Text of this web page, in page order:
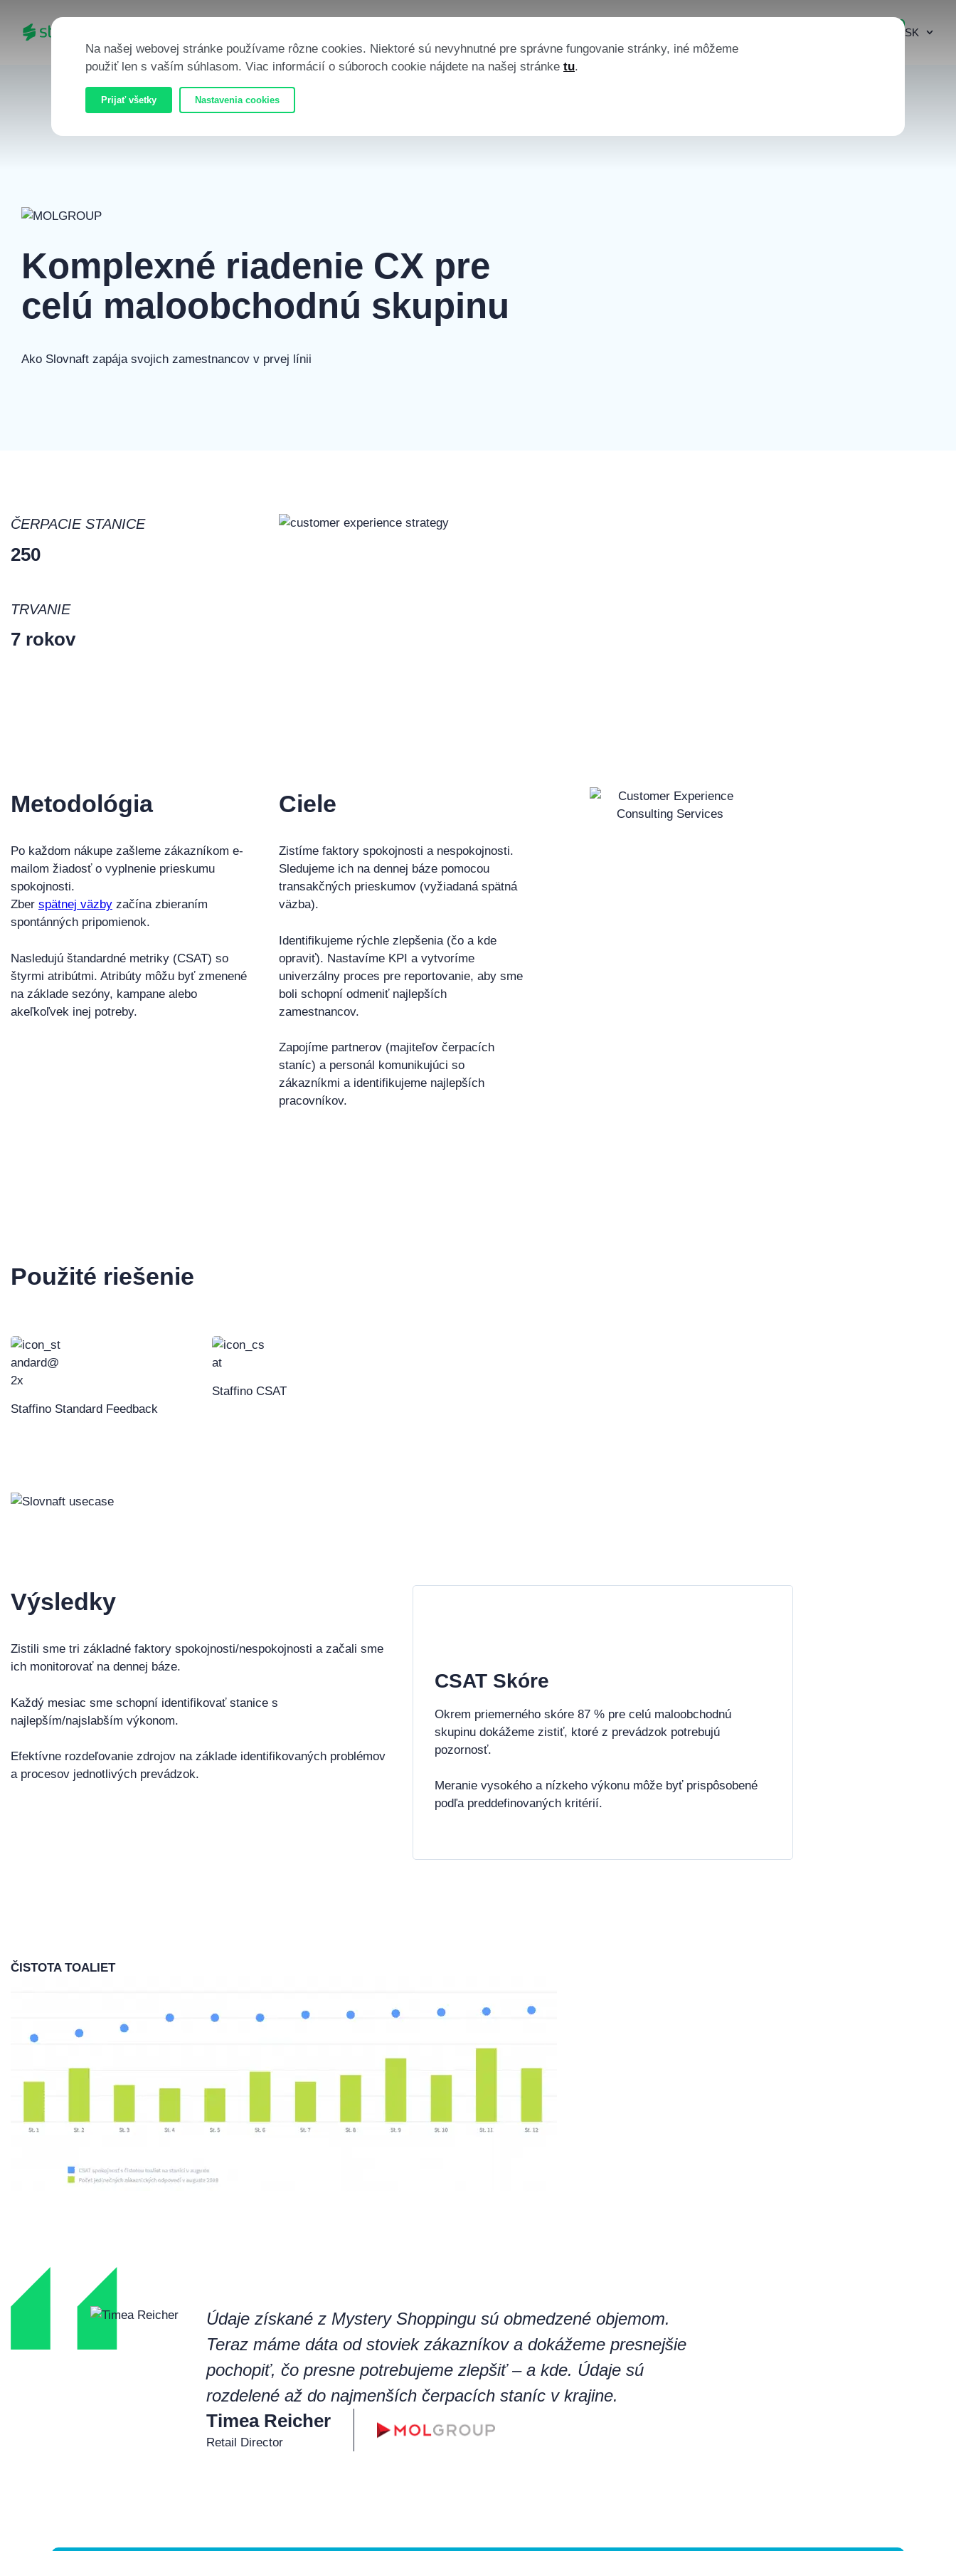
SK
Komplexné riadenie CX pre
celú maloobchodnú skupinu
Ako Slovnaft zapája svojich zamestnancov v prvej línii
ČERPACIE STANICE
250
TRVANIE
7 rokov
Metodológia
Po každom nákupe zašleme zákazníkom e-
mailom žiadosť o vyplnenie prieskumu
spokojnosti.
Zber spätnej väzby začína zbieraním
spontánných pripomienok.
Nasledujú štandardné metriky (CSAT) so
štyrmi atribútmi. Atribúty môžu byť zmenené
na základe sezóny, kampane alebo
akeľkoľvek inej potreby.
Ciele
Zistíme faktory spokojnosti a nespokojnosti.
Sledujeme ich na dennej báze pomocou
transakčných prieskumov (vyžiadaná spätná
väzba).
Identifikujeme rýchle zlepšenia (čo a kde
opraviť). Nastavíme KPI a vytvoríme
univerzálny proces pre reportovanie, aby sme
boli schopní odmeniť najlepších
zamestnancov.
Zapojíme partnerov (majiteľov čerpacích
staníc) a personál komunikujúci so
zákazníkmi a identifikujeme najlepších
pracovníkov.
Použité riešenie
Staffino Standard Feedback
Staffino CSAT
Výsledky
Zistili sme tri základné faktory spokojnosti/nespokojnosti a začali sme
ich monitorovať na dennej báze.
Každý mesiac sme schopní identifikovať stanice s
najlepším/najslabším výkonom.
Efektívne rozdeľovanie zdrojov na základe identifikovaných problémov
a procesov jednotlivých prevádzok.
CSAT Skóre
Okrem priemerného skóre 87 % pre celú maloobchodnú
skupinu dokážeme zistiť, ktoré z prevádzok potrebujú
pozornosť.
Meranie vysokého a nízkeho výkonu môže byť prispôsobené
podľa preddefinovaných kritérií.
ČISTOTA TOALIET
Údaje získané z Mystery Shoppingu sú obmedzené objemom.
Teraz máme dáta od stoviek zákazníkov a dokážeme presnejšie
pochopiť, čo presne potrebujeme zlepšiť – a kde. Údaje sú
rozdelené až do najmenších čerpacích staníc v krajine.
Timea Reicher
Retail Director
Na našej webovej stránke používame rôzne cookies. Niektoré sú nevyhnutné pre správne fungovanie stránky, iné môžeme
použiť len s vaším súhlasom. Viac informácií o súboroch cookie nájdete na našej stránke tu.
Prijať všetky Nastavenia cookies